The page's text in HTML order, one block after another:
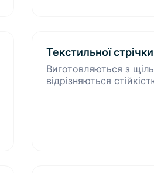
Текстильної стрічки
Виготовляються з
відрізняються